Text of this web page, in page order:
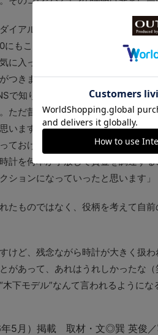
アルも珍しいでしょ。エクスプロ
もこういう変色があって、最近に
に入っています。若いころは抵抗感
つきますしね。時計雑誌は必ず目
で知り合った時計仲間もいて、いろ
ただ昔の価格を知っていると、い
いますよ。レアモデルでもかつて
ておけばなんて後悔することもよく
計を何本か手放して資金を調達す
ションになっていったと思います」
たものではなく、役柄を考えて自前
けど、残念ながら時計が大きく扱わ
があって、あれはうれしかったな
下モデル”なんて言われるように
年5月）掲載 取材・文◎巽 英俊